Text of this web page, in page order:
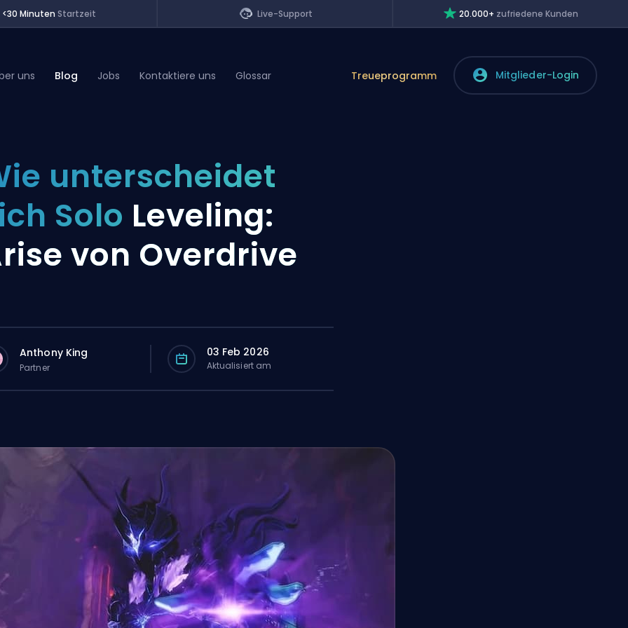
<30 Minuten Startzeit Live-Support 20.000+ zufriedene Kunden
uns Blog Jobs Kontaktiere uns Glossar Treueprogramm Mitglieder-Login
unterscheidet
Solo Leveling:
von Overdrive
Anthony King
Partner
03 Feb 2026
Aktualisiert am